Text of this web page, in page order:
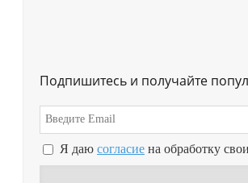
Подпишитесь и получайте
Я даю согласие на обработку